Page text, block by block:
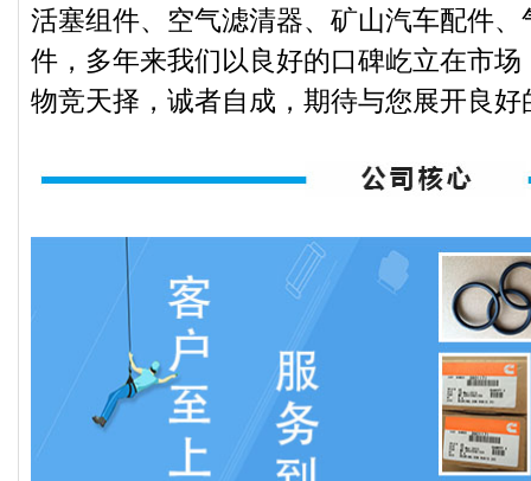
活塞组件、空气滤清器、矿山汽车配件
件，多年来我们以良好的口碑屹立在市
物竞天择，诚者自成，期待与您展开良好